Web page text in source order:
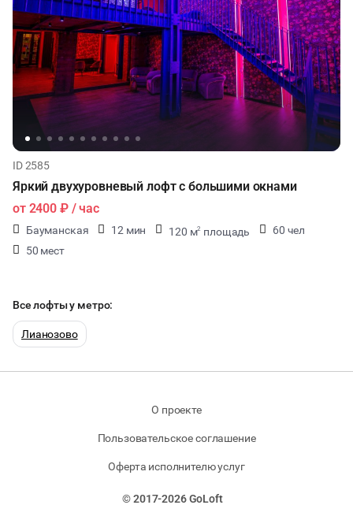
ID 2585
Яркий двухуровневый лофт с большими окнами
от 2400 ₽/ час
Бауманская 12 мин 120 м2 площадь
60 чел
50 мест
Все лофты у метро:
Лианозово
О проекте
Пользовательское соглашение
Оферта исполнителю услуг
© 2017-2026 GoLoft